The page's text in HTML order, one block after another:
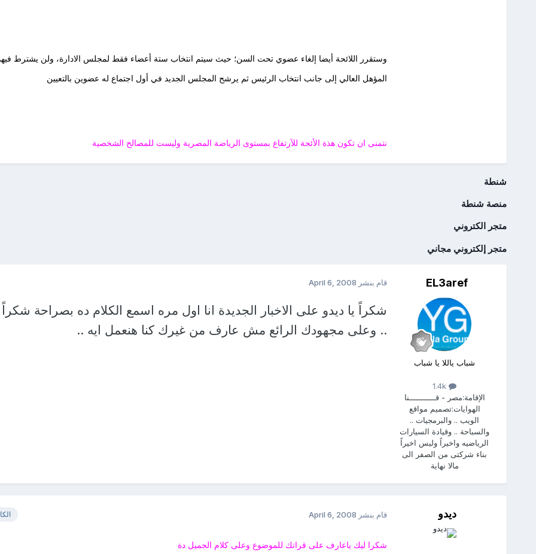
وستقرر اللائحة أيضا إلغاء عضوي تحت السن؛ حيث سيتم انتخاب ستة أعضاء فقط لمجلس الادارة، ولن يشترط
المؤهل العالي إلى جانب انتخاب الرئيس ثم يرشح المجلس الجديد في أول اجتماع له عضوين بالتعيين
نتمنى ان تكون هذة الأئحة للآرتفاع بمستوى الرياضة المصرية وليست للمصالح الشخصية
شنطة
منصة شنطة
متجر الكتروني
متجر إلكتروني مجاني
EL3aref
شباب ياللا يا شباب
1.4k
الإقامة:مصر - قـــــــــــنا
الهوايات:تصميم مواقع
الويب .. والبرمجيات ..
والسباحة .. وقيادة السيارات
الرياضيه واخيراً وليس اخيراً
بناء شركتى من الصفر الى
مالا نهاية
قام بنشر April 6, 2008
شكراً يا ديدو على الاخبار الجديدة انا اول مره اسمع الكلام ده بصراحة
.. وعلى مجهودك الرائع مش عارف من غيرك كنا هنعمل ايه ..
ديدو قام بنشر April 6, 2008
شكرا ليك ياعارف على قراتك للموضوع وعلى كلام الجميل دة